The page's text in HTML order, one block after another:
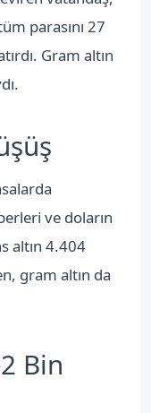
parasını 27
Gram altın
ve doların
altın 4.404
gram altın da
Bin